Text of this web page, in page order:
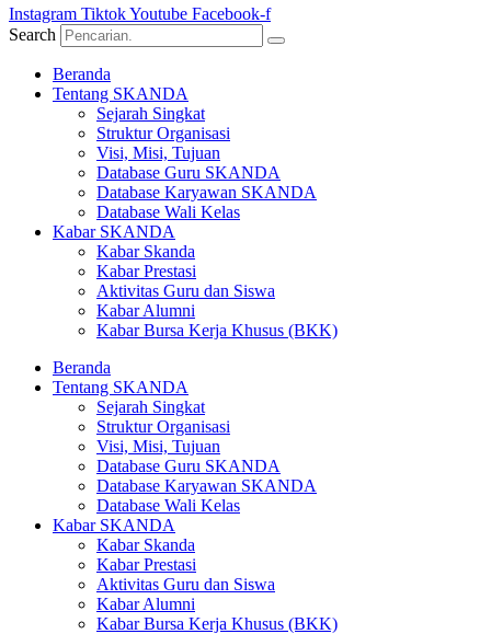
Instagram TiktokYoutube Facebook-f
Search
Beranda
Tentang SKANDA
Sejarah Singkat
Struktur Organisasi
Visi, Misi, Tujuan
Database Guru SKANDA
Database Karyawan SKANDA
Database Wali Kelas
Kabar SKANDA
Kabar Skanda
Kabar Prestasi
Aktivitas Guru dan Siswa
Kabar Alumni
Kabar Bursa Kerja Khusus (BKK)
Beranda
Tentang SKANDA
Sejarah Singkat
Struktur Organisasi
Visi, Misi, Tujuan
Database Guru SKANDA
Database Karyawan SKANDA
Database Wali Kelas
Kabar SKANDA
Kabar Skanda
Kabar Prestasi
Aktivitas Guru dan Siswa
Kabar Alumni
Kabar Bursa Kerja Khusus (BKK)